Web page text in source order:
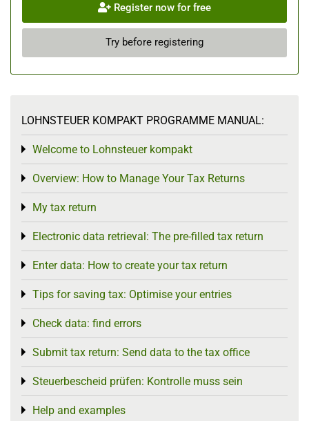
Register now for free
Try before registering
LOHNSTEUER KOMPAKT PROGRAMME MANUAL:
Welcome to Lohnsteuer kompakt
Toggle menu
Overview: How to Manage Your Tax Returns
Toggle menu
My tax return
Toggle menu
Electronic data retrieval: The pre-filled tax return
Toggle menu
Enter data: How to create your tax return
Toggle menu
Tips for saving tax: Optimise your entries
Toggle menu
Check data: find errors
Toggle menu
Submit tax return: Send data to the tax office
Toggle menu
Steuerbescheid prüfen: Kontrolle muss sein
Toggle menu
Help and examples
Toggle menu